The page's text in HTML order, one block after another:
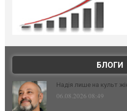
БЛОГИ
Надія лише на культ
06.08.2026 08:49